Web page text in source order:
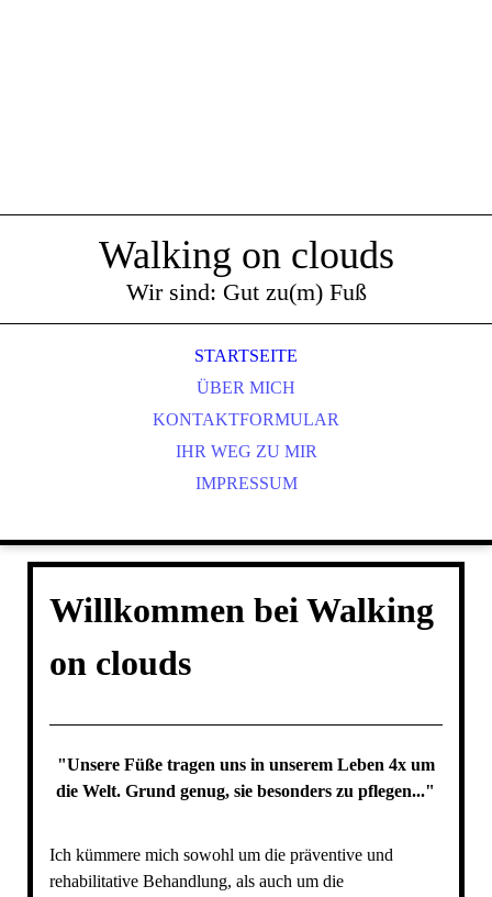
Walking on clouds
Wir sind: Gut zu(m) Fuß
STARTSEITE
ÜBER MICH
KONTAKTFORMULAR
IHR WEG ZU MIR
IMPRESSUM
Willkommen bei Walking
on clouds
"Unsere Füße tragen uns in unserem Leben 4x um
die Welt. Grund genug, sie besonders zu pflegen..."
Ich kümmere mich sowohl um die präventive und
rehabilitative Behandlung, als auch um die